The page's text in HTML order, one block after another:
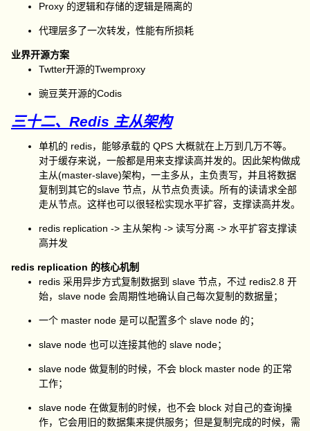
Proxy 的逻辑和存储的逻辑是隔离的
代理层多了一次转发，性能有所损耗
业界开源方案
Twtter开源的Twemproxy
豌豆荚开源的Codis
三十二、Redis 主从架构
单机的 redis，能够承载的 QPS 大概就在上万到几万不等。
对于缓存来说，一般都是用来支撑读高并发的。因此架构做成
主从(master-slave)架构，一主多从，主负责写，并且将数据
复制到其它的slave 节点，从节点负责读。所有的读请求全部
走从节点。这样也可以很轻松实现水平扩容，支撑读高并发。
redis replication -> 主从架构 -> 读写分离 -> 水平扩容支撑读
高并发
redis replication 的核心机制
redis 采用异步方式复制数据到 slave 节点，不过 redis2.8 开
始，slave node 会周期性地确认自己每次复制的数据量；
一个 master node 是可以配置多个 slave node 的；
slave node 也可以连接其他的 slave node；
slave node 做复制的时候，不会 block master node 的正常
工作；
slave node 在做复制的时候，也不会 block 对自己的查询操
作，它会用旧的数据集来提供服务；但是复制完成的时候，需